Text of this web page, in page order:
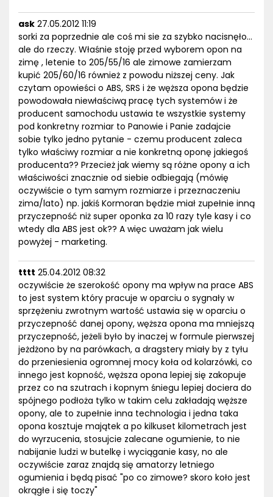
ask 27.05.2012 11:19
sorki za poprzednie ale coś mi sie za szybko nacisnęło...
ale do rzeczy. Właśnie stoję przed wyborem opon na
zimę , letenie to 205/55/16 ale zimowe zamierzam
kupić 205/60/16 również z powodu niższej ceny. Jak
czytam opowieści o ABS, SRS i że węższa opona będzie
powodowała niewłaściwą pracę tych systemów i że
producent samochodu ustawia te wszystkie systemy
pod konkretny rozmiar to Panowie i Panie zadajcie
sobie tylko jedno pytanie - czemu producent zaleca
tylko właściwy rozmiar a nie konkretną oponę jakiegoś
producenta?? Przecież jak wiemy są różne opony a ich
właściwości znacznie od siebie odbiegają (mówię
oczywiście o tym samym rozmiarze i przeznaczeniu
zima/lato) np. jakiś Kormoran będzie miał zupełnie inną
przyczepność niż super oponka za 10 razy tyle kasy i co
wtedy dla ABS jest ok?? A więc uważam jak wielu
powyżej - marketing.
tttt 25.04.2012 08:32
oczywiście że szerokość opony ma wpływ na prace ABS
to jest system który pracuje w oparciu o sygnały w
sprzężeniu zwrotnym wartość ustawia się w oparciu o
przyczepność danej opony, węższa opona ma mniejszą
przyczepność, jeżeli było by inaczej w formule pierwszej
jeżdżono by na parówkach, a dragstery miały by z tyłu
do przeniesienia ogromnej mocy koła od kolarzówki, co
innego jest kopność, węższa opona lepiej się zakopuje
przez co na szutrach i kopnym śniegu lepiej dociera do
spójnego podłoża tylko w takim celu zakładają węższe
opony, ale to zupełnie inna technologia i jedna taka
opona kosztuje majątek a po kilkuset kilometrach jest
do wyrzucenia, stosujcie zalecane ogumienie, to nie
nabijanie ludzi w butelkę i wyciąganie kasy, no ale
oczywiście zaraz znajdą się amatorzy letniego
ogumienia i będą pisać "po co zimowe? skoro koło jest
okrągłe i się toczy"